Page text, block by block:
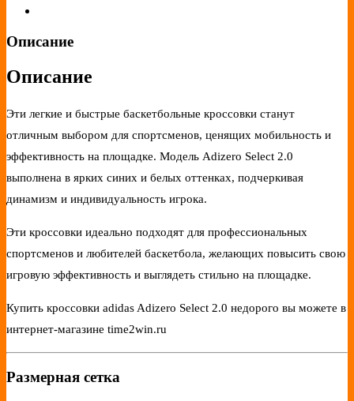
Описание
Описание
Эти легкие и быстрые баскетбольные кроссовки станут
отличным выбором для спортсменов, ценящих мобильность и
эффективность на площадке. Модель Adizero Select 2.0
выполнена в ярких синих и белых оттенках, подчеркивая
динамизм и индивидуальность игрока.
Эти кроссовки идеально подходят для профессиональных
спортсменов и любителей баскетбола, желающих повысить свою
игровую эффективность и выглядеть стильно на площадке.
Купить кроссовки adidas Adizero Select 2.0 недорого вы можете в
интернет-магазине time2win.ru
Размерная сетка